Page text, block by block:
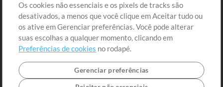
Extras
Sessões
Envie seu conteúdo
Playlist
MT Conference
Os cookies não essenciais e os pixels de tracks são
desativados, a menos que você clique em Aceitar tudo ou
os ative em Gerenciar preferências. Você pode alterar
suas escolhas a qualquer momento, clicando em
Preferências de cookies no rodapé.
Gerenciar preferências